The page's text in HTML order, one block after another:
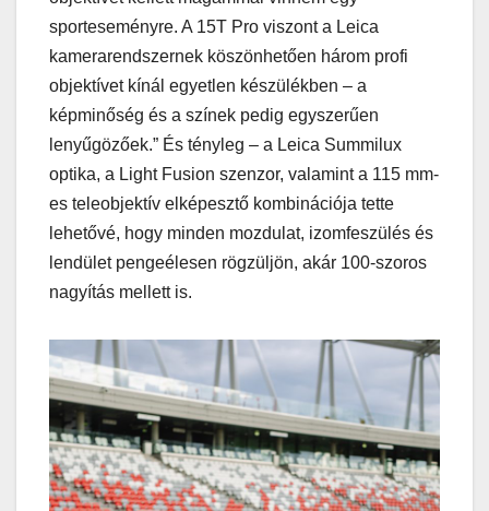
sporteseményre. A 15T Pro viszont a Leica
kamerarendszernek köszönhetően három profi
objektívet kínál egyetlen készülékben – a
képminőség és a színek pedig egyszerűen
lenyűgözőek.” És tényleg – a Leica Summilux
optika, a Light Fusion szenzor, valamint a 115 mm-
es teleobjektív elképesztő kombinációja tette
lehetővé, hogy minden mozdulat, izomfeszülés és
lendület pengeélesen rögzüljön, akár 100-szoros
nagyítás mellett is.